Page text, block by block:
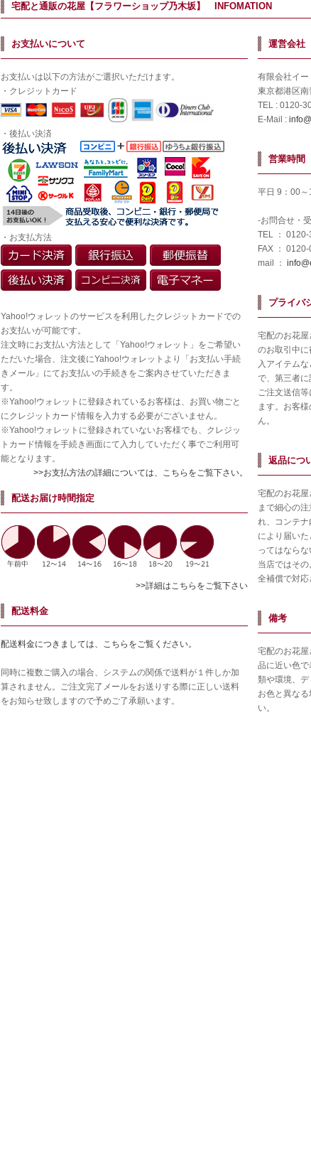
宅配と通販の花屋【フラワーショップ乃木坂】 INFOMATION
お支払いについて
お支払いは以下の方法がご選択いただけます。
・クレジットカード
・後払い決済
・お支払方法
Yahoo!ウォレットのサービスを利用したクレジットカードでの
お支払いが可能です。
注文時にお支払い方法として「Yahoo!ウォレット」をご希望い
ただいた場合、注文後にYahoo!ウォレットより「お支払い手続
きメール」にてお支払いの手続きをご案内させていただきま
す。
※Yahoo!ウォレットに登録されているお客様は、お買い物ごと
にクレジットカード情報を入力する必要がございません。
※Yahoo!ウォレットに登録されていないお客様でも、クレジッ
トカード情報を手続き画面にて入力していただく事でご利用可
能となります。
>>お支払方法の詳細については、こちらをご覧下さい。
配送お届け時間指定
>>詳細はこちらをご覧下さい
配送料金
配送料金につきましては、こちらをご覧ください。
同時に複数ご購入の場合、システムの関係で送料が１件しか加
算されません。ご注文完了メールをお送りする際に正しい送料
をお知らせ致しますので予めご了承願います。
運営会社
有限会社イー
東京都港区
TEL : 0120-
E-Mail :
営業時間
平日 9：00
-お問合せ・
TEL ：
FAX ：
mail ：
プライバ
宅配のお花
のお取引中
入アイテム
で、第三者に
ご注文送信
ます。お客
ん。
返品につ
宅配のお花
まで細心の
れ、コンテ
により届い
ってはなら
当店ではそ
全補償で対応
備考
宅配のお花
品に近い色
類や環境、
お色と異な
い。